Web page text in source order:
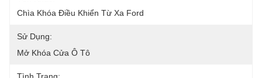
Chìa Khóa Điều Khiển Từ Xa Ford
Sử Dụng:
Mở Khóa Cửa Ô Tô